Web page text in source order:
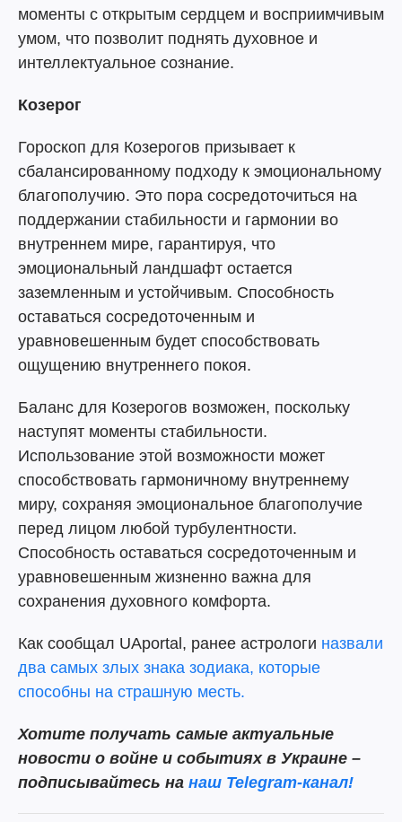
моменты с открытым сердцем и восприимчивым
умом, что позволит поднять духовное и
интеллектуальное сознание.
Козерог
Гороскоп для Козерогов призывает к
сбалансированному подходу к эмоциональному
благополучию. Это пора сосредоточиться на
поддержании стабильности и гармонии во
внутреннем мире, гарантируя, что
эмоциональный ландшафт остается
заземленным и устойчивым. Способность
оставаться сосредоточенным и
уравновешенным будет способствовать
ощущению внутреннего покоя.
Баланс для Козерогов возможен, поскольку
наступят моменты стабильности.
Использование этой возможности может
способствовать гармоничному внутреннему
миру, сохраняя эмоциональное благополучие
перед лицом любой турбулентности.
Способность оставаться сосредоточенным и
уравновешенным жизненно важна для
сохранения духовного комфорта.
Как сообщал UAportal, ранее астрологи назвали
два самых злых знака зодиака, которые
способны на страшную месть.
Хотите получать самые актуальные
новости о войне и событиях в Украине –
подписывайтесь на наш Telegram-канал!